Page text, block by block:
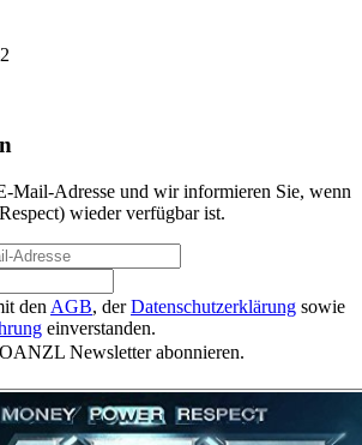
Mail-Adresse und wir informieren Sie, wenn
wieder verfügbar ist.
den AGB, derDatenschutzerklärung sowie
einverstanden.
Newsletter abonnieren.